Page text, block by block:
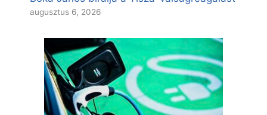
augusztus 6, 2026